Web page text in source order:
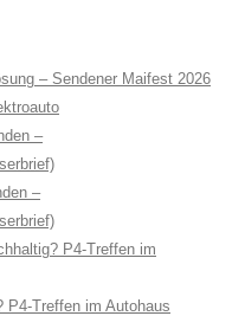
– Sendener Maifest 2026
–
–
P4-Treffen im
P4-Treffen im Autohaus